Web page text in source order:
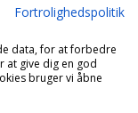
Fortrolighedspolitik
data, for at forbedre
at give dig en god
bruger vi åbne